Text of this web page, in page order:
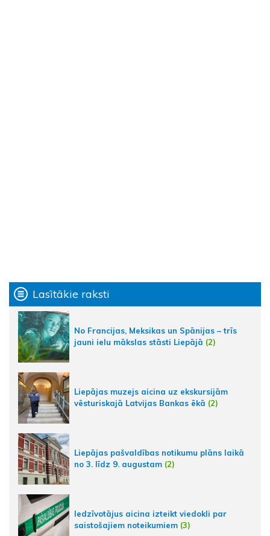
Lasītākie raksti
No Francijas, Meksikas un Spānijas – trīs
jauni ielu mākslas stāsti Liepājā (2)
Liepājas muzejs aicina uz ekskursijām
vēsturiskajā Latvijas Bankas ēkā (2)
Liepājas pašvaldības notikumu plāns laikā
no 3. līdz 9. augustam (2)
Iedzīvotājus aicina izteikt viedokli par
saistošajiem noteikumiem (3)